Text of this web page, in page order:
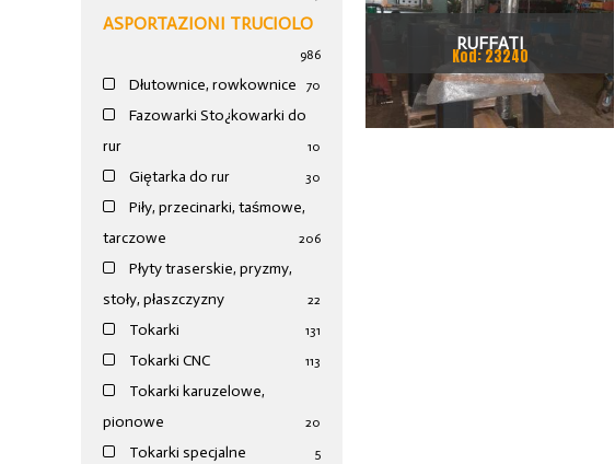
ASPORTAZIONI TRUCIOLO
986
Dłutownice, rowkownice 70
Fazowarki Sto¿kowarki do
rur
10
Giętarka do rur 30
Piły, przecinarki, taśmowe,
tarczowe
206
Płyty traserskie, pryzmy,
stoły, płaszczyzny
22
Tokarki 131
Tokarki CNC 113
Tokarki karuzelowe,
pionowe
20
Tokarki specjalne 5
RUFFATI
Kod: 23240